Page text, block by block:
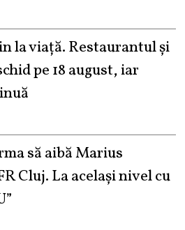
la viață. Restaurantul și
pe 18 august, iar
să aibă Marius
Cluj. La același nivel cu